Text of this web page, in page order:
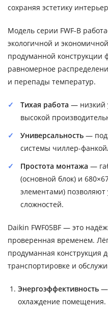
сохраняя эстетику
Модель серии FWF-B
экологичной и
продуманной конструкции
равномерное
и перепады температур.
Тихая работа — низкий
высокой
Универсальность —
системы чиллер-
Простота монтажа —
(основной блок) и
элементами) позволяют
сложностей.
Daikin FWF05BF — это
проверенная временем.
продуманная конструкция
транспортировке и
Энергоэффективность —
охлаждение помещения.